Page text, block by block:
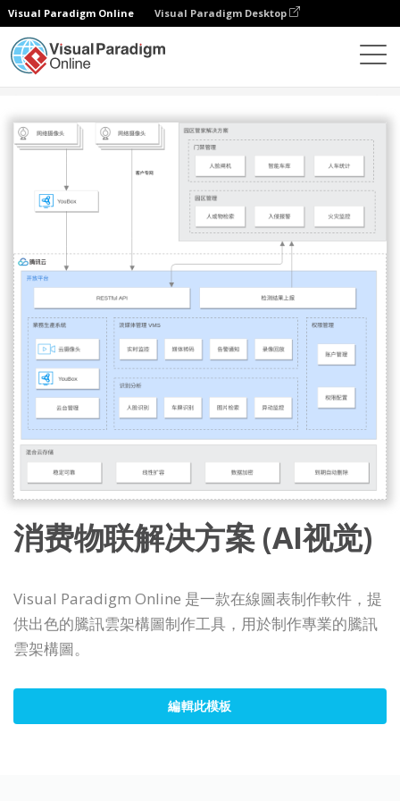
Visual Paradigm Online Visual Paradigm Desktop
消费物联解决方案 (AI视觉)
Visual Paradigm Online 是一款在線圖表制作軟件，提
供出色的騰訊雲架構圖制作工具，用於制作專業的騰訊
雲架構圖。
編輯此模板